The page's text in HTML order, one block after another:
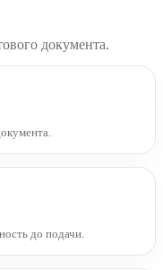
документа.
до подачи.